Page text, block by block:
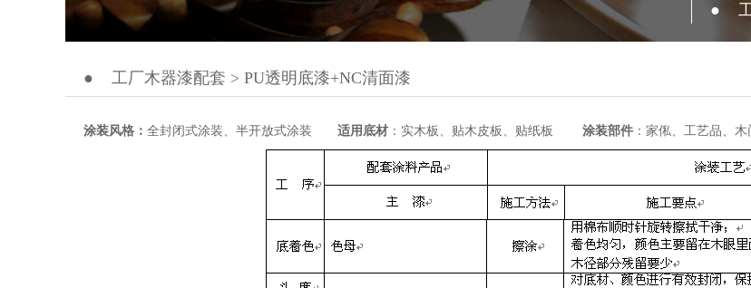
●
● 工厂木器漆配套 > PU透明底漆+NC清面漆
涂装风格： 全封闭式涂装、半开放式涂装 适用底材 ：实木板、贴木皮板、贴纸板 涂装部件 ：家俬、工艺品